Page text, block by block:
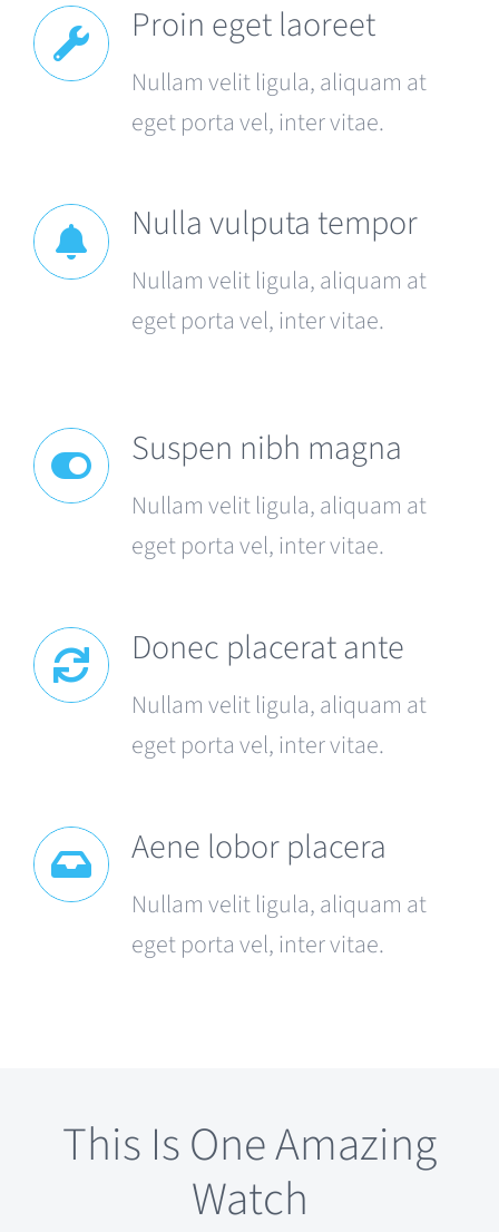
Proin eget laoreet
Nullam velit ligula, aliquam at
eget porta vel, inter vitae.
Nulla vulputa tempor
Nullam velit ligula, aliquam at
eget porta vel, inter vitae.
Suspen nibh magna
Nullam velit ligula, aliquam at
eget porta vel, inter vitae.
Donec placerat ante
Nullam velit ligula, aliquam at
eget porta vel, inter vitae.
Aene lobor placera
Nullam velit ligula, aliquam at
eget porta vel, inter vitae.
This Is One Amazing
Watch